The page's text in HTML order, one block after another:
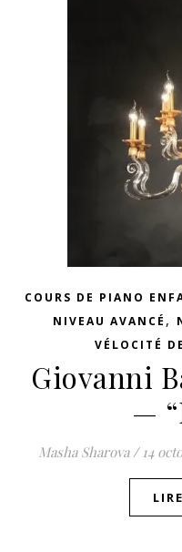
COURS DE PIANO
NIVEAU AVANCÉ ,
VÉLOCITÉ
Giovanni
—
Masha Sharova / 14